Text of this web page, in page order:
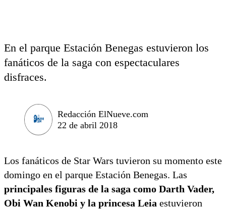
En el parque Estación Benegas estuvieron los
fanáticos de la saga con espectaculares
disfraces.
Redacción ElNueve.com
22 de abril 2018
Los fanáticos de Star Wars tuvieron su momento este
domingo en el parque Estación Benegas. Las
principales figuras de la saga como Darth Vader,
Obi Wan Kenobi y la princesa Leia estuvieron